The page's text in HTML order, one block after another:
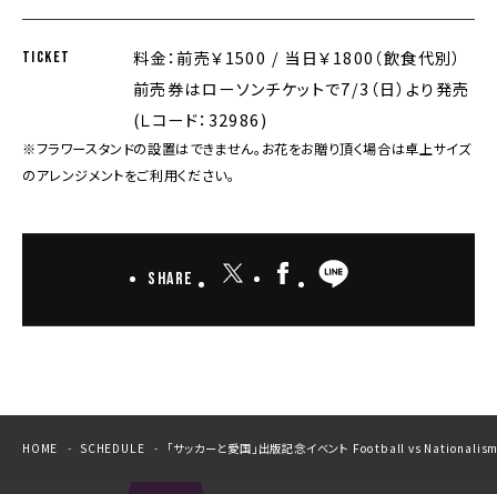
TICKET
料金：前売￥1500 / 当日￥1800（飲食代別）
前売券はローソンチケットで7/3（日）より発売
(Ｌコード：32986)
※フラワースタンドの設置はできません。お花をお贈り頂く場合は卓上サイズ
のアレンジメントをご利用ください。
Share
HOME SCHEDULE 「サッカーと愛国」出版記念イベント Football vs